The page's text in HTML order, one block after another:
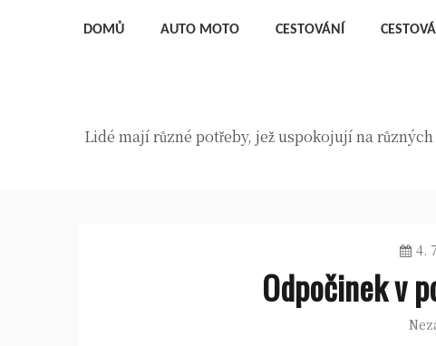
DOMŮ AUTO MOTO CESTOVÁNÍ
Lidé mají různé potřeby, jež uspokojují na
4.
Odpočinek v